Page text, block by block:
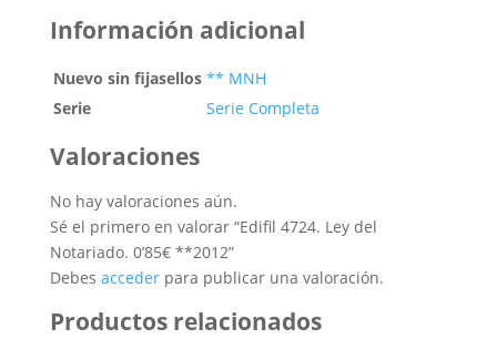
Información adicional
Nuevo sin fijasellos ** MNH
Serie
Serie Completa
Valoraciones
No hay valoraciones aún.
Sé el primero en valorar “Edifil 4724. Ley del
Notariado. 0’85€ **2012”
Debes accederpara publicar una valoración.
Productos relacionados